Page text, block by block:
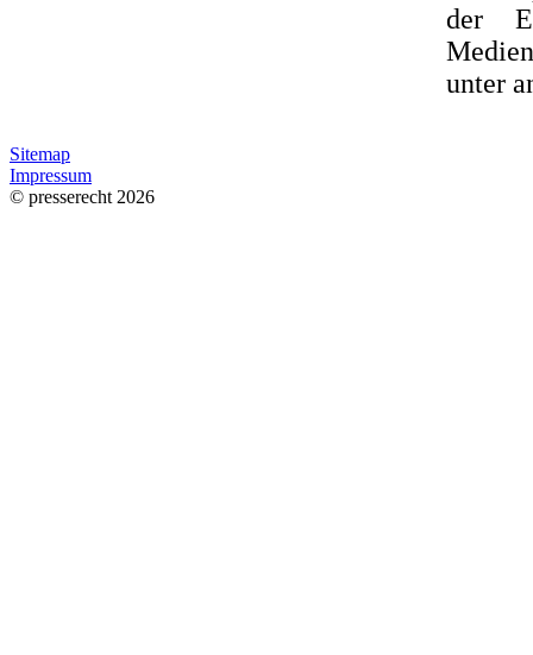
der
unter
Sitemap
Impressum
© presserecht 2026